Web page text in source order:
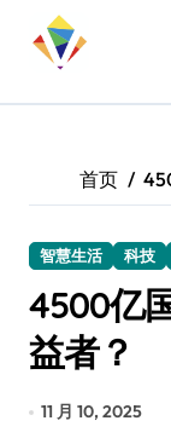
首页
智慧生活 科技
4500亿
益者？
11 月 10, 2025